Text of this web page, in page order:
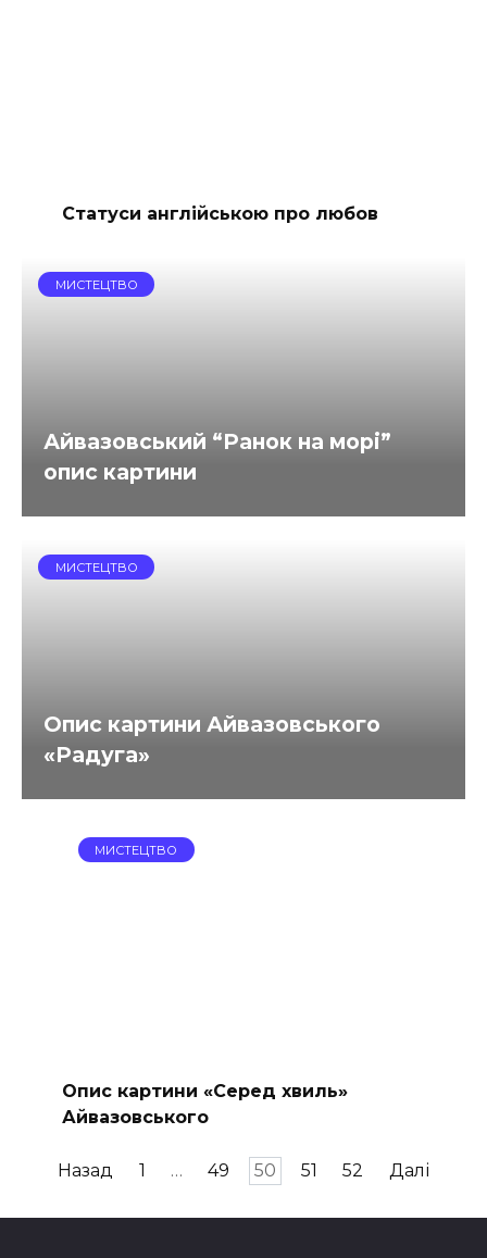
Статуси англійською про любов
МИСТЕЦТВО
Айвазовський “Ранок на морі”
опис картини
МИСТЕЦТВО
Опис картини Айвазовського
«Радуга»
МИСТЕЦТВО
Опис картини «Серед хвиль»
Айвазовського
Пагінація
Назад 1 … 49 50 51 52 Далі